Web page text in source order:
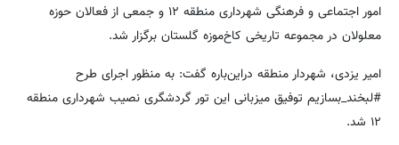
امور اجتماعی و فرهنگی شهرداری منطقه ۱۲ و جمعی از فعالان حوزه
معلولان در مجموعه تاریخی کاخ‌موزه گلستان برگزار شد.
امیر یزدی، شهردار منطقه دراین‌باره گفت: به منظور اجرای طرح
#لبخند_بسازیم توفیق میزبانی این تور گردشگری نصیب شهرداری منطقه
۱۲ شد.